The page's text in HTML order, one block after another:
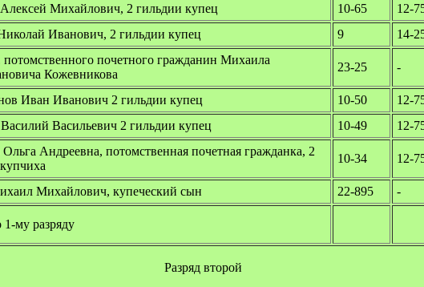
Михайлович, 2 гильдии купец 10-65 12-
Иванович, 2 гильдии купец 9 14-
потомственного почетного гражданин Михаила
Кожевникова
23-25 -
Иван Иванович 2 гильдии купец 10-50 12-
Васильевич 2 гильдии купец 10-49 12-
Андреевна, потомственная почетная гражданка, 2
10-34 12-
Михайлович, купеческий сын 22-895 -
му разряду
Разряд второй